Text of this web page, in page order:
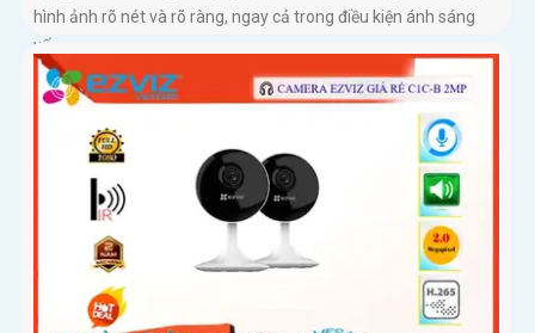
hình ảnh rõ nét và rõ ràng, ngay cả trong điều kiện ánh sáng
yếu